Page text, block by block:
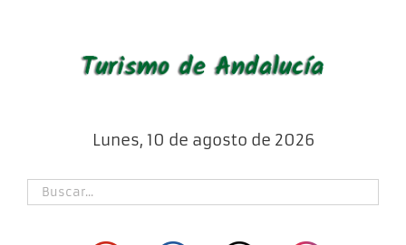
Lunes, 10 de agosto de 2026